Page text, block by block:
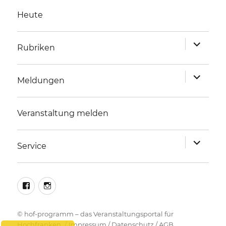
Heute
Rubriken
anzeigen
Meldungen
anzeigen
Veranstaltung melden
Service
anzeigen
facebookinstagram
© hof-programm – das Veranstaltungsportal für